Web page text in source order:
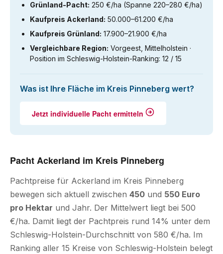
Grünland-Pacht: 250 €/ha (Spanne 220–280 €/ha)
Kaufpreis Ackerland: 50.000–61.200 €/ha
Kaufpreis Grünland: 17.900–21.900 €/ha
Vergleichbare Region: Vorgeest, Mittelholstein ·
Position im Schleswig-Holstein-Ranking: 12 / 15
Was ist Ihre Fläche im Kreis Pinneberg wert?
Jetzt individuelle Pacht ermitteln
Pacht Ackerland im Kreis Pinneberg
Pachtpreise für Ackerland im Kreis Pinneberg
bewegen sich aktuell zwischen 450 und 550 Euro
pro Hektar und Jahr. Der Mittelwert liegt bei 500
€/ha. Damit liegt der Pachtpreis rund 14% unter dem
Schleswig-Holstein-Durchschnitt von 580 €/ha. Im
Ranking aller 15 Kreise von Schleswig-Holstein belegt